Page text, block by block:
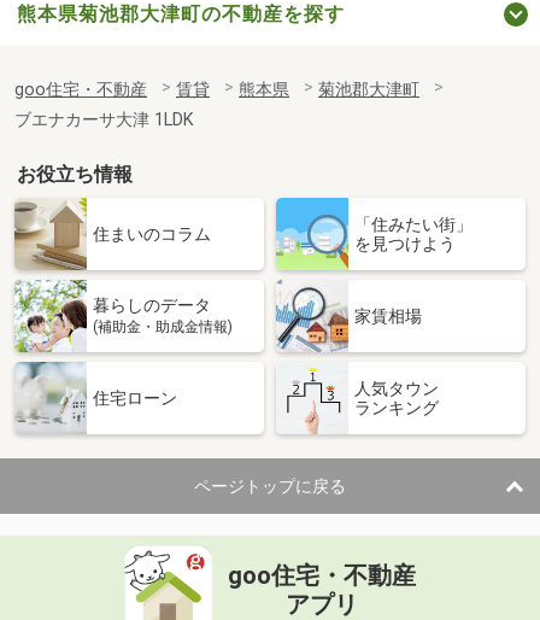
熊本県菊池郡大津町の不動産を探す
goo住宅・不動産 賃貸 熊本県
菊池郡大津町
ブエナカーサ大津 1LDK
お役立ち情報
住まいのコラム
「住みたい街」
を見つけよう
暮らしのデータ
(補助金・助成金情報)
家賃相場
住宅ローン
人気タウン
ランキング
ページトップに戻る
goo住宅・不動産
アプリ